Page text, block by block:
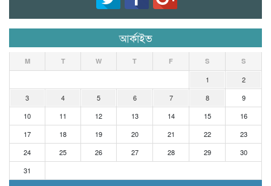
আর্কাইভ
M T W T F S S
1
2
3
4 5 6 7 8
9
10
11 12 13 14 15
16
17
18 19 20 21 22
23
24
25 26 27 28 29
30
31